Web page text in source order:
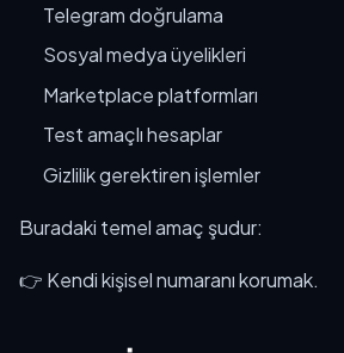
Telegram doğrulama
Sosyal medya üyelikleri
Marketplace platformları
Test amaçlı hesaplar
Gizlilik gerektiren işlemler
Buradaki temel amaç şudur:
👉 Kendi kişisel numaranı korumak.